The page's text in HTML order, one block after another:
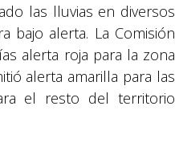
las lluvias en diversos
bajo alerta. La Comisión
alerta roja para la zona
alerta amarilla para las
el resto del territorio
en Honduras,
para la Educación